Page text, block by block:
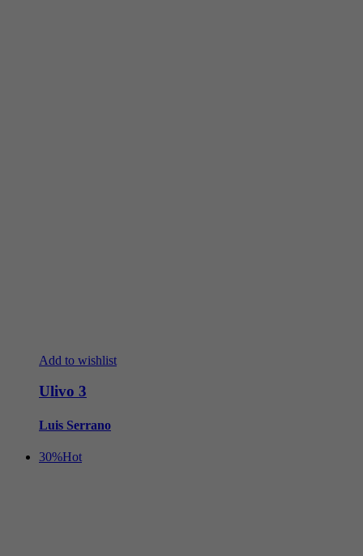
Add to wishlist
Ulivo 3
Luis Serrano
30%Hot